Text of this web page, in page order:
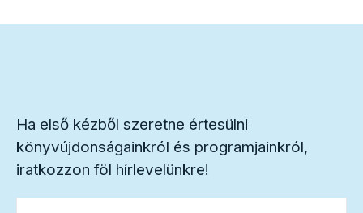
Ha első kézből szeretne értesülni
könyvújdonságainkról és programjainkról,
iratkozzon föl hírlevelünkre!